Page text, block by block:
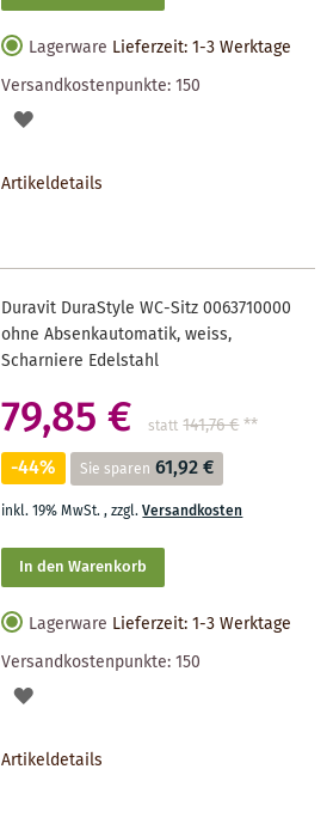
Lagerware Lieferzeit: 1-3 Werktage
Versandkostenpunkte:150
AUF
Artikeldetails
Duravit DuraStyle WC-Sitz 0063710000
ohne Absenkautomatik, weiss,
Scharniere Edelstahl
79,85 € statt 141,76 €**
-44% Sie sparen 61,92 €
inkl. 19% MwSt.,zzgl.Versandkosten
In den Warenkorb
Lagerware Lieferzeit: 1-3 Werktage
Versandkostenpunkte:150
AUF
Artikeldetails